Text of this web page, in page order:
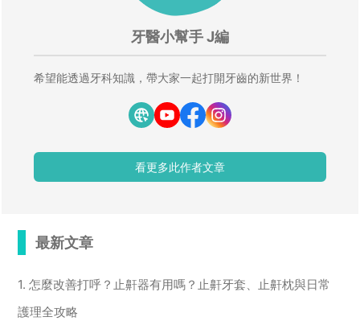
牙醫小幫手 J編
希望能透過牙科知識，帶大家一起打開牙齒的新世界！
看更多此作者文章
最新文章
1. 怎麼改善打呼？止鼾器有用嗎？止鼾牙套、止鼾枕與日常
護理全攻略